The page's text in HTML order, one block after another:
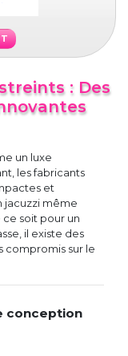
: Des
un luxe
les fabricants
et
jacuzzi même
ce soit pour un
il existe des
compromis sur le
conception